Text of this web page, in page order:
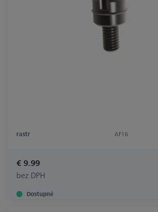
rastr AF16
€ 9.99
bez DPH
Dostupné